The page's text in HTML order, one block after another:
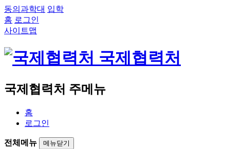
동의과학대 입학
홈 로그인
사이트맵
국제협력처
국제협력처 주메뉴
홈
로그인
전체메뉴 메뉴닫기